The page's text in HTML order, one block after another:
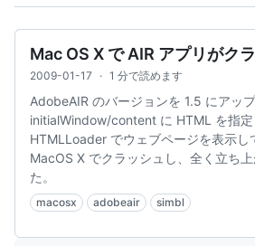
Mac OS X で AIR アプリがク
2009-01-17 · 1 分で読めます
AdobeAIR のバージョンを 1.5 にアッ
initialWindow/content に HTML を指定
HTMLLoader でウェブページを表示し
MacOS X でクラッシュし、全く立ち
た。
macosx adobeair simbl